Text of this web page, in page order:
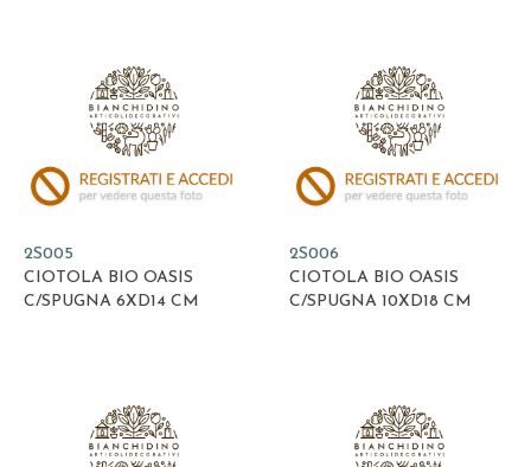
2S005
CIOTOLA BIO OASIS
C/SPUGNA 6XD14 CM
2S006
CIOTOLA BIO OASIS
C/SPUGNA 10XD18 CM